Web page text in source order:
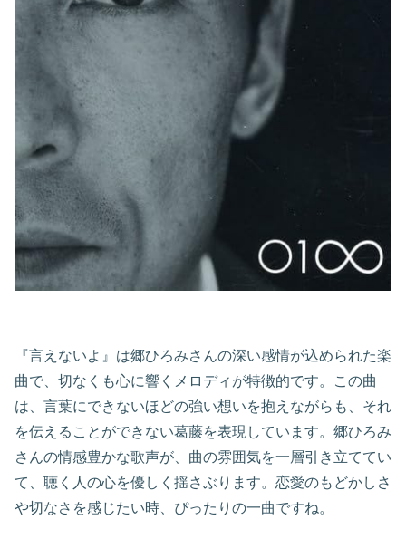
『言えないよ』は郷ひろみさんの深い感情が込められた楽
曲で、切なくも心に響くメロディが特徴的です。この曲
は、言葉にできないほどの強い想いを抱えながらも、それ
を伝えることができない葛藤を表現しています。郷ひろみ
さんの情感豊かな歌声が、曲の雰囲気を一層引き立ててい
て、聴く人の心を優しく揺さぶります。恋愛のもどかしさ
や切なさを感じたい時、ぴったりの一曲ですね。